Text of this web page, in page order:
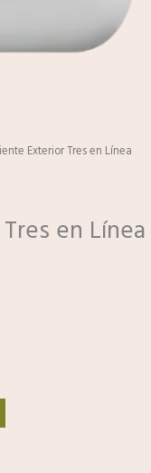
Exterior Tres en Línea
en Línea